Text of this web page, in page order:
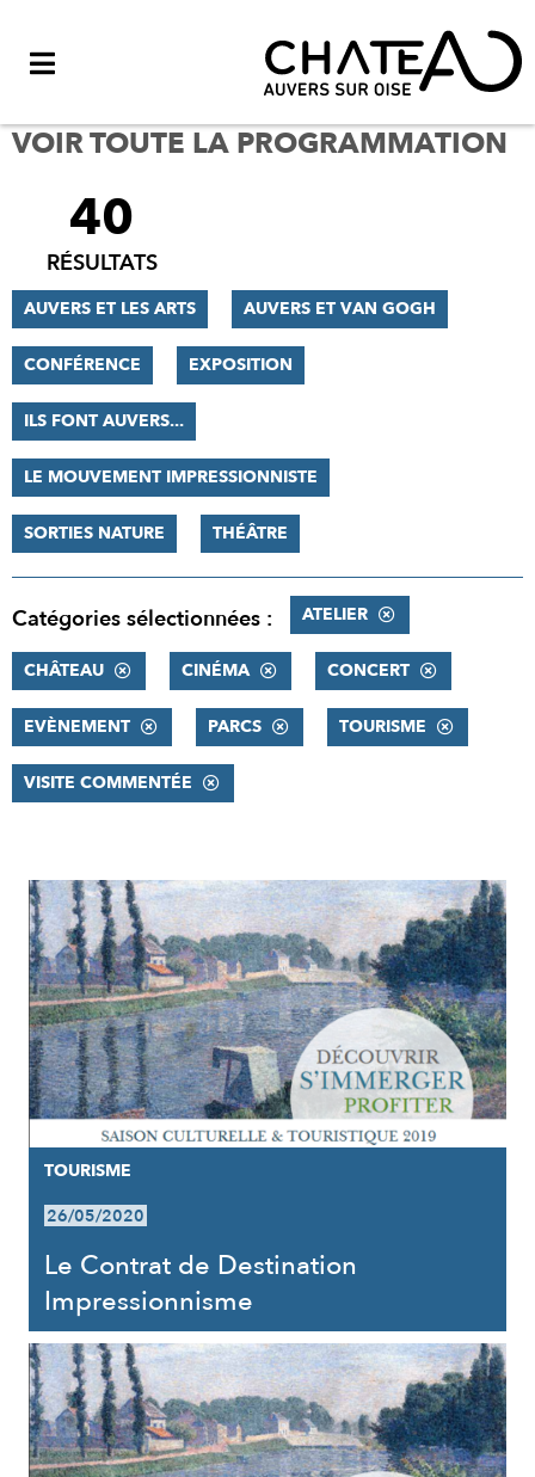
VOIR TOUTE LA PROGRAMMATION
FILTRER
RÉSULTATS
40
RÉSULTATS
AUVERS ET LES ARTS AUVERS ET VAN GOGH
CONFÉRENCE EXPOSITION
ILS FONT AUVERS...
LE MOUVEMENT IMPRESSIONNISTE
SORTIES NATURE THÉÂTRE
Catégories sélectionnées : ATELIER
CHÂTEAU CINÉMA CONCERT
EVÈNEMENT PARCS TOURISME
VISITE COMMENTÉE
RÉSULTATS
TOURISME
26/05/2020
Le Contrat de Destination
Impressionnisme